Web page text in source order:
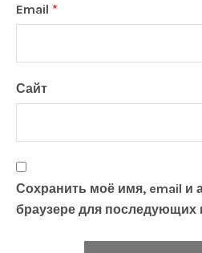
Email *
Сайт
Сохранить моё имя, email и
браузере для последующих